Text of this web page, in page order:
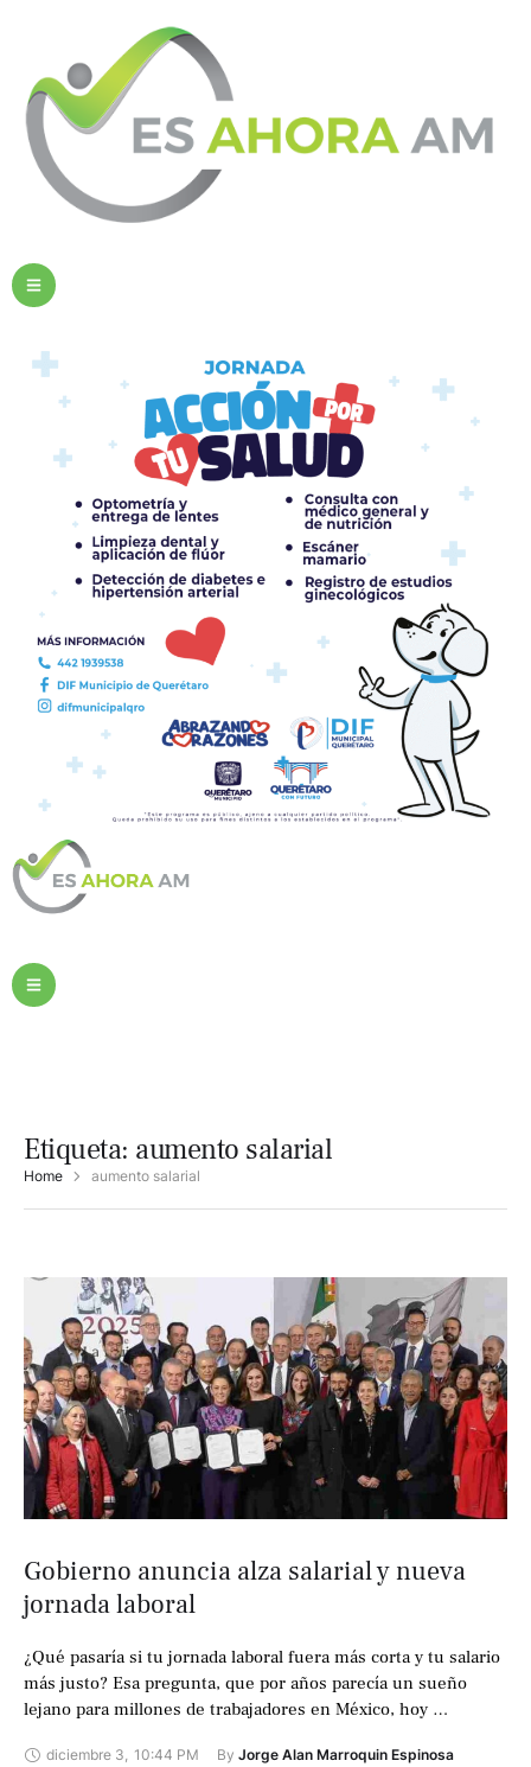
Etiqueta: aumento salarial
Home aumento salarial
Gobierno anuncia alza salarial y nueva
jornada laboral
¿Qué pasaría si tu jornada laboral fuera más corta y tu salario
más justo? Esa pregunta, que por años parecía un sueño
lejano para millones de trabajadores en México, hoy …
diciembre 3, 10:44 PM By Jorge Alan Marroquin Espinosa